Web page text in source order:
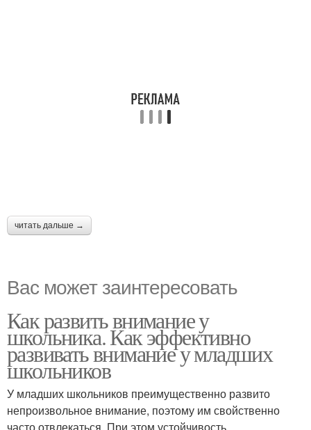
читать дальше →
Вас может заинтересовать
Как развить внимание у
школьника. Как эффективно
развивать внимание у младших
школьников
У младших школьников преимущественно развито
непроизвольное внимание, поэтому им свойственно
часто отвлекаться. При этом устойчивость